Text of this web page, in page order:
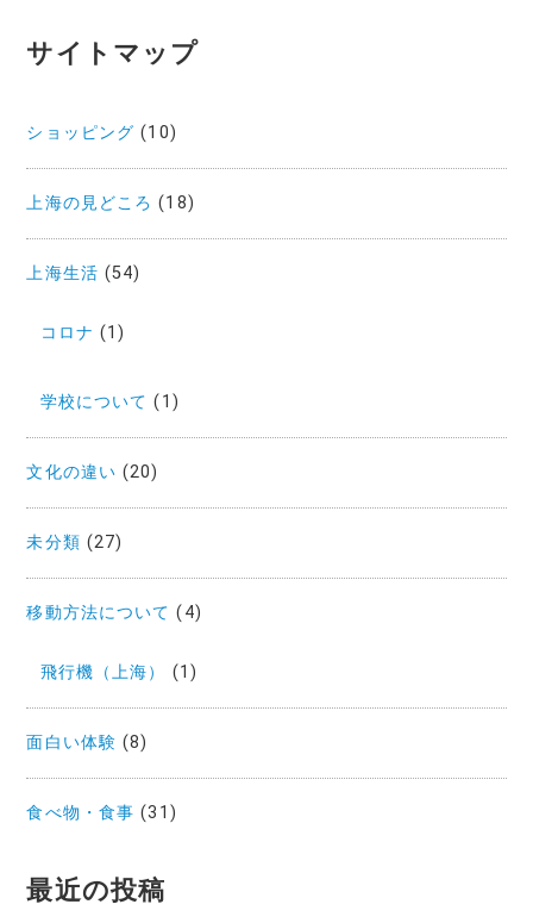
サイトマップ
ショッピング (10)
上海の見どころ (18)
上海生活 (54)
コロナ (1)
学校について (1)
文化の違い (20)
未分類 (27)
移動方法について (4)
飛行機（上海） (1)
面白い体験 (8)
食べ物・食事 (31)
最近の投稿